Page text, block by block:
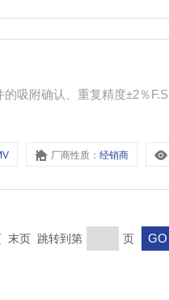
吸附确认、重复精度±2％
厂商性质：经销商
末页 跳转到第 页